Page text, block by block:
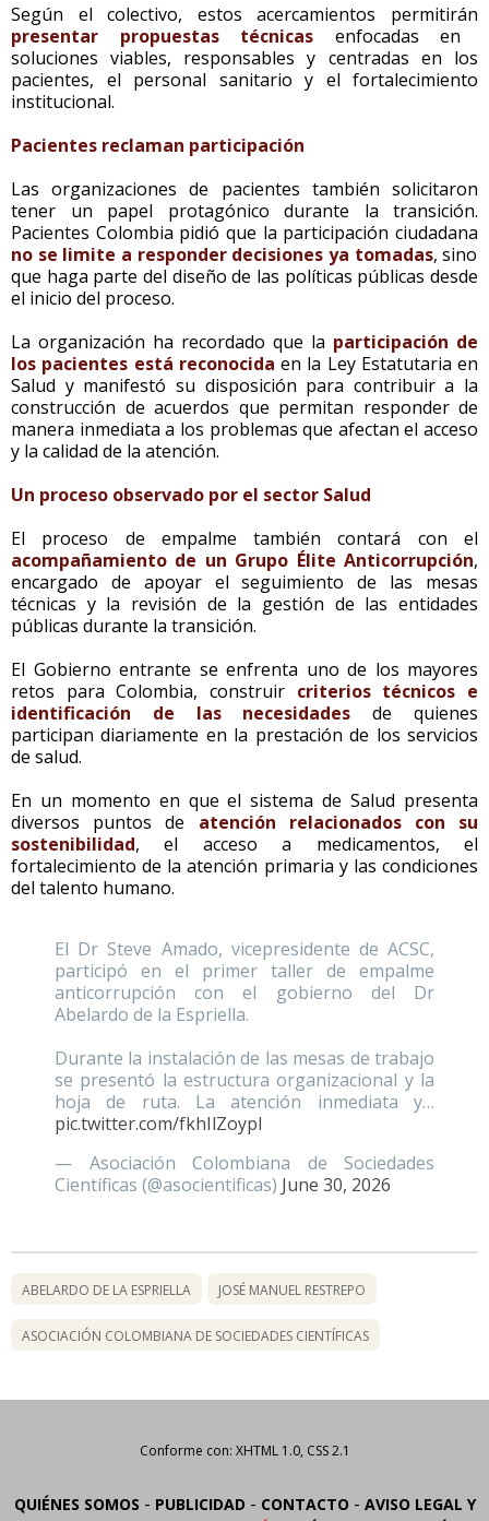
Según el colectivo, estos acercamientos permitirán
presentar propuestas técnicas enfocadas en
soluciones viables, responsables y centradas en los
pacientes, el personal sanitario y el fortalecimiento
institucional.
Pacientes reclaman participación
Las organizaciones de pacientes también solicitaron
tener un papel protagónico durante la transición.
Pacientes Colombia pidió que la participación ciudadana
no se limite a responder decisiones ya tomadas, sino
que haga parte del diseño de las políticas públicas desde
el inicio del proceso.
La organización ha recordado que la participación de
los pacientes está reconocida en la Ley Estatutaria en
Salud y manifestó su disposición para contribuir a la
construcción de acuerdos que permitan responder de
manera inmediata a los problemas que afectan el acceso
y la calidad de la atención.
Un proceso observado por el sector Salud
El proceso de empalme también contará con el
acompañamiento de un Grupo Élite Anticorrupción,
encargado de apoyar el seguimiento de las mesas
técnicas y la revisión de la gestión de las entidades
públicas durante la transición.
El Gobierno entrante se enfrenta uno de los mayores
retos para Colombia, construir criterios técnicos e
identificación de las necesidades de quienes
participan diariamente en la prestación de los servicios
de salud.
En un momento en que el sistema de Salud presenta
diversos puntos de atención relacionados con su
sostenibilidad, el acceso a medicamentos, el
fortalecimiento de la atención primaria y las condiciones
del talento humano.
El Dr Steve Amado, vicepresidente de ACSC,
participó en el primer taller de empalme
anticorrupción con el gobierno del Dr
Abelardo de la Espriella.
Durante la instalación de las mesas de trabajo
se presentó la estructura organizacional y la
hoja de ruta. La atención inmediata y…
pic.twitter.com/fkhIlZoypI
— Asociación Colombiana de Sociedades
Científicas (@asocientificas) June 30, 2026
ABELARDO DE LA ESPRIELLA JOSÉ MANUEL RESTREPO
ASOCIACIÓN COLOMBIANA DE SOCIEDADES CIENTÍFICAS
Conforme con: XHTML 1.0, CSS 2.1
QUIÉNES SOMOS - PUBLICIDAD - CONTACTO - AVISO LEGAL Y